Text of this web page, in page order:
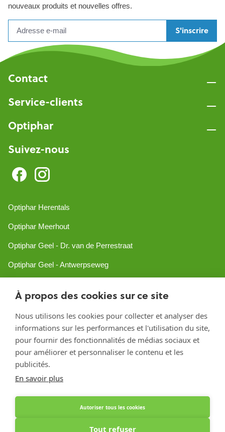
À propos des cookies sur ce site
Nous utilisons les cookies pour collecter et analyser des
informations sur les performances et l'utilisation du site,
pour fournir des fonctionnalités de médias sociaux et
pour améliorer et personnaliser le contenu et les
publicités.
En savoir plus
Autoriser tous les cookies
Tout refuser
nouveaux produits et nouvelles offres.
S'inscrire
Contact
Service-clients
Optiphar
Suivez-nous
Optiphar Herentals
Optiphar Meerhout
Optiphar Geel - Dr. van de Perrestraat
Optiphar Geel - Antwerpseweg
Optiphar Mol
Créé avec Shopware